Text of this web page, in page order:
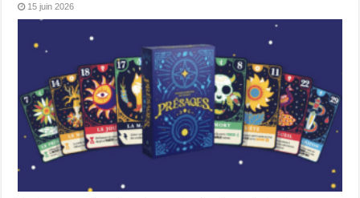
15 juin 2026